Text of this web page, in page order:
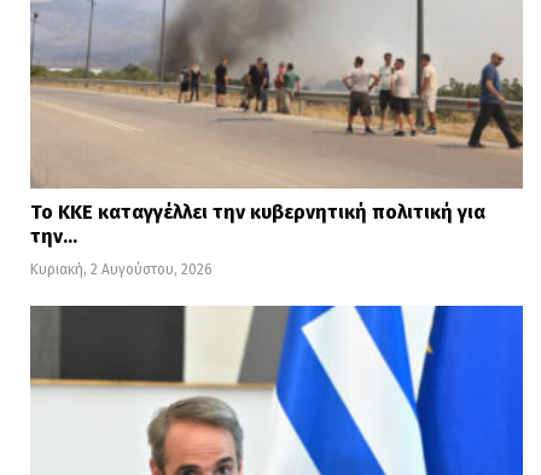
Το ΚΚΕ καταγγέλλει την κυβερνητική πολιτική για
την…
Κυριακή, 2 Αυγούστου, 2026